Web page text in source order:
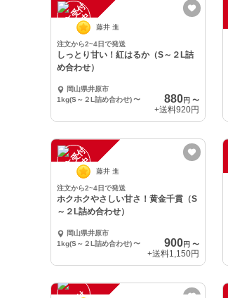
注
文
受
付
停
止
中 藤井 進
注文から2~4日で発送
しっとり甘い！紅はるか（S～２L詰
め合わせ）
岡山県井原市
1kg(S～２L詰め合わせ)〜 880円 〜
+送料920円
注
文
受
付
停
止
中 藤井 進
注文から2~4日で発送
ホクホクやさしい甘さ！黄金千貫（S
～２L詰め合わせ）
岡山県井原市
1kg(S～２L詰め合わせ)〜 900円 〜
+送料1,150円